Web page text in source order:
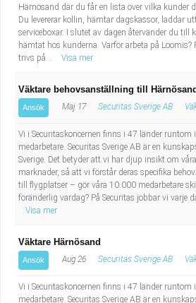
Härnösand där du får en lista över vilka kunder
Du levererar kollin, hämtar dagskassor, laddar
serviceboxar. I slutet av dagen återvänder du till
hämtat hos kunderna. Varför arbeta på
trivs på...
Visa mer
Väktare behovsanställning till Härnösand
Ansök Maj 17 Securitas Sverige AB
Vi i Securitaskoncernen finns i 47 länder runtom
medarbetare. Securitas Sverige AB är en
Sverige. Det betyder att vi har djup insikt om
marknader, så att vi förstår deras specifika
till flygplatser – gör våra 10.000 medarbetare
föränderlig vardag? På Securitas jobbar vi varje
Visa mer
Väktare Härnösand
Ansök Aug 26 Securitas Sverige AB
Vi i Securitaskoncernen finns i 47 länder runtom
medarbetare. Securitas Sverige AB är en